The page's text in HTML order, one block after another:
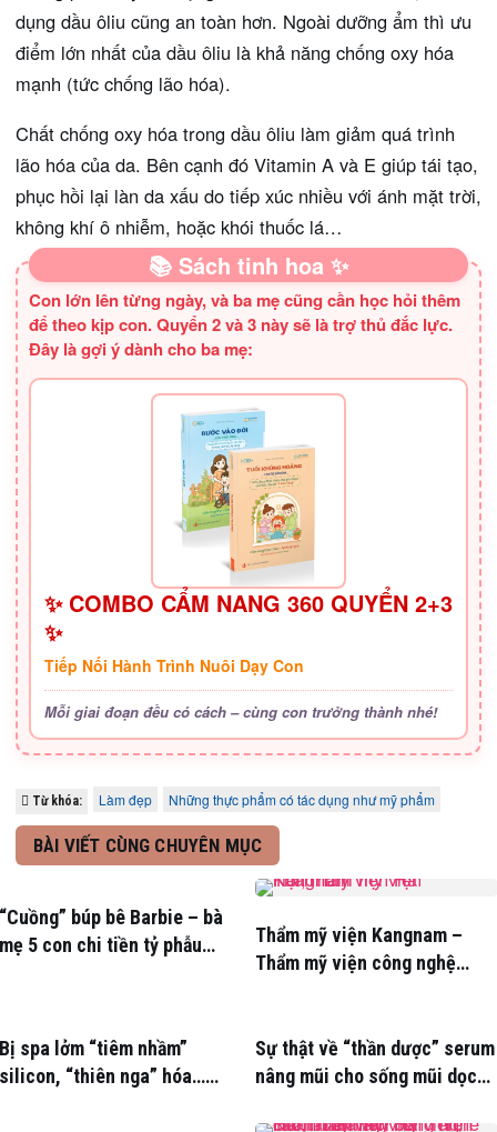
dụng dầu ôliu cũng an toàn hơn. Ngoài dưỡng ẩm thì ưu
điểm lớn nhất của dầu ôliu là khả năng chống oxy hóa
mạnh (tức chống lão hóa).
Chất chống oxy hóa trong dầu ôliu làm giảm quá trình
lão hóa của da. Bên cạnh đó Vitamin A và E giúp tái tạo,
phục hồi lại làn da xấu do tiếp xúc nhiều với ánh mặt trời,
không khí ô nhiễm, hoặc khói thuốc lá…
📚 Sách tinh hoa ✨
Con lớn lên từng ngày, và ba mẹ cũng cần học hỏi thêm
để theo kịp con. Quyển 2 và 3 này sẽ là trợ thủ đắc lực.
Đây là gợi ý dành cho ba mẹ:
✨ COMBO CẨM NANG 360 QUYỂN 2+3
✨
Tiếp Nối Hành Trình Nuôi Dạy Con
Mỗi giai đoạn đều có cách – cùng con trưởng thành nhé!
Từ khóa: Làm đẹp Những thực phẩm có tác dụng như mỹ phẩm
BÀI VIẾT CÙNG CHUYÊN MỤC
“Cuồng” búp bê Barbie – bà
mẹ 5 con chi tiền tỷ phẫu
Thẩm mỹ viện Kangnam –
Thẩm mỹ viện công nghệ
Bị spa lởm “tiêm nhầm”
silicon, “thiên nga” hóa…
Sự thật về “thần dược” serum
nâng mũi cho sống mũi dọc